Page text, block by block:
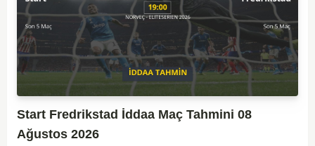
Start Fredrikstad İddaa Maç Tahmini 08
Ağustos 2026